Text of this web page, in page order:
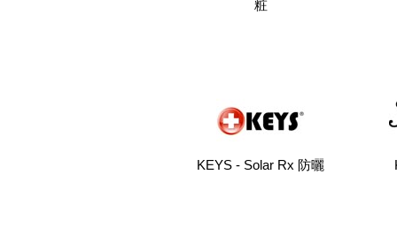
粧
KEYS - Solar Rx 防曬